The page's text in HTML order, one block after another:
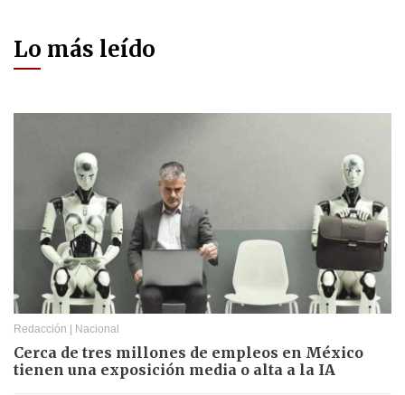
Lo más leído
Redacción | Nacional
Cerca de tres millones de empleos en México
tienen una exposición media o alta a la IA